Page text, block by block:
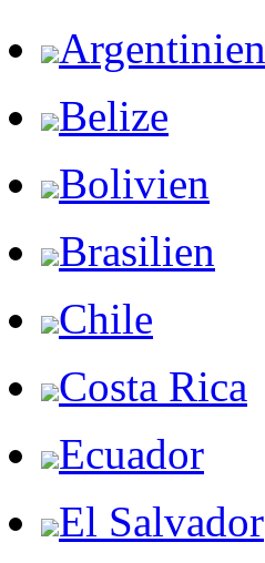
Argentinien
Belize
Bolivien
Brasilien
Chile
Costa Rica
Ecuador
El Salvador